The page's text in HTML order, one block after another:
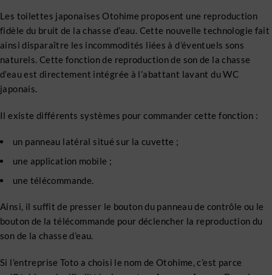
Les toilettes japonaises Otohime proposent une reproduction
fidèle du bruit de la chasse d’eau. Cette nouvelle technologie fait
ainsi disparaître les incommodités liées à d’éventuels sons
naturels. Cette fonction de reproduction de son de la chasse
d’eau est directement intégrée à l’abattant lavant du WC
japonais.
Il existe différents systèmes pour commander cette fonction :
un panneau latéral situé sur la cuvette ;
une application mobile ;
une télécommande.
Ainsi, il suffit de presser le bouton du panneau de contrôle ou le
bouton de la télécommande pour déclencher la reproduction du
son de la chasse d’eau.
Si l’entreprise Toto a choisi le nom de Otohime, c’est parce